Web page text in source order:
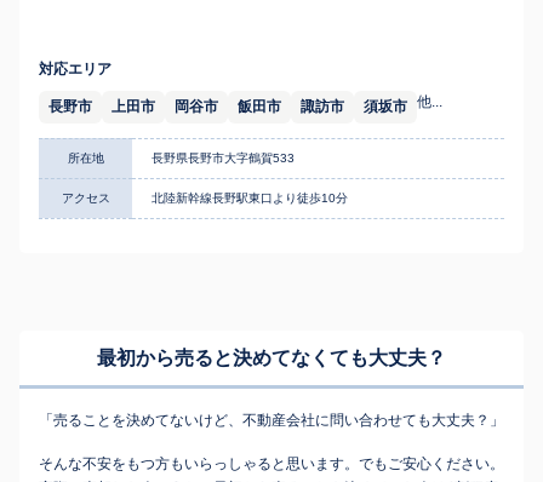
対応エリア
長野市 上田市 岡谷市 飯田市 諏訪市 須坂市 他...
所在地 長野県長野市大字鶴賀533
アクセス 北陸新幹線長野駅東口より徒歩10分
最初から売ると決めてなくても大丈夫？
「売ることを決めてないけど、不動産会社に問い合わせても大丈夫？」
そんな不安をもつ方もいらっしゃると思います。でもご安心ください。